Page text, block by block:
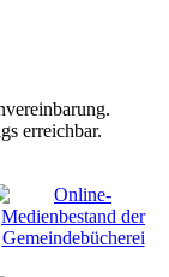
erreichbar.